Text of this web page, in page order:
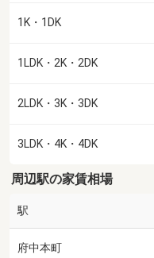
1K・1DK
1LDK・2K・2DK
2LDK・3K・3DK
3LDK・4K・4DK
周辺駅の家賃相場
駅
府中本町